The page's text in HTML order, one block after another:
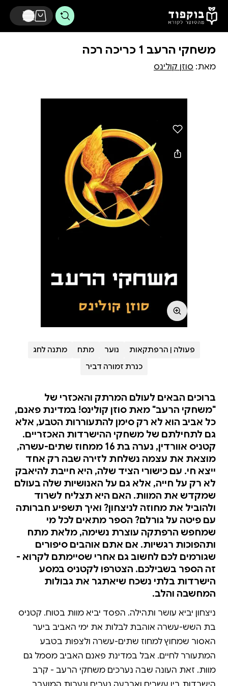
דלג לתוכן הראשי
משחקי הרעב 1 כריכה רכה
מאת: סוזן קולינס
פעולה | הרפתקאות נוער מתח
מתנה לחג
כנרת זמורה דביר
ברוכים הבאים לעולם המרתק והאכזרי של
"משחקי הרעב" מאת סוזן קולינס! במדינת פאנם,
כל אביב הוא לא רק סימן להתעוררות הטבע, אלא
גם לתחילתם של משחקי ההישרדות האכזריים.
קטניס אוורדין, נערה בת 16 ממחוז שתים-עשרה,
מוצאת את עצמה נשלחת לזירה שבה רק אחד
ייצא חי. עם כישורי הציד שלה, היא חייבת להיאבק
לא רק על חייה, אלא גם על האנושיות שלה בעולם
שמקדש את המוות. האם היא תצליח לשרוד
ולהוביל את מחוזה לניצחון? ואיך תשפיע חברותה
עם פיטה על גורלם? הספר מתאים לכל מי
שמחפש הרפתקה עוצרת נשימה, מלאת מתח
ותהפוכות רגשיות. אם אתם אוהבים סיפורים
שגורמים לכם לחשוב גם אחרי שסיימתם לקרוא -
זה הספר בשבילכם. הצטרפו לקטניס במסע
הישרדות בלתי נשכח שיאתגר את גבולות
המחשבה והלב.
ניצחון יביא עושר ותהילה. הפסד יביא מוות בטוח. קטניס
בת השש-עשרה אוהבת לבלות את ימי האביב ביער
האסור שמחוץ למחוז שתים-עשרה ולצפות בטבע
המתעורר לחיים. אבל במדינת פאנם האביב מסמל גם
מוות. זאת העונה שבה נערכים משחקי הרעב - קרב